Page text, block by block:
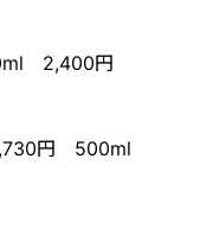
2,400円
円 500ml